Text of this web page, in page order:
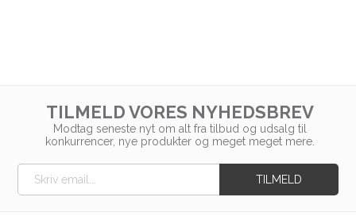
TILMELD VORES NYHEDSBREV
Modtag seneste nyt om alt fra tilbud og udsalg til
konkurrencer, nye produkter og meget meget mere.